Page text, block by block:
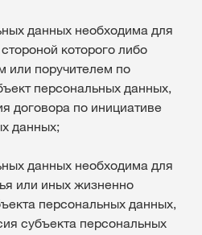
данных необходима для
которого либо
или поручителем по
персональных данных,
договора по инициативе
данных;
данных необходима для
или иных жизненно
персональных данных,
субъекта персональных